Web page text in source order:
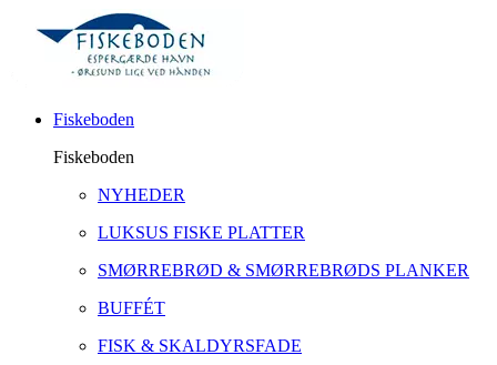
Fiskeboden
Fiskeboden
NYHEDER
LUKSUS FISKE PLATTER
SMØRREBRØD & SMØRREBRØDS PLANKER
BUFFÉT
FISK & SKALDYRSFADE